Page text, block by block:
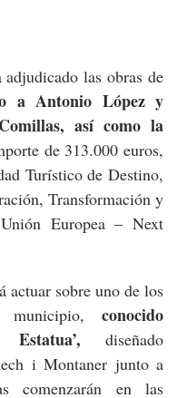
las obras de
a Antonio López y
así como la
de 313.000 euros,
Turístico de Destino,
Transformación y
Europea – Next
actuar sobre uno de los
municipio, conocido
diseñado
i Montaner junto a
comenzarán en las